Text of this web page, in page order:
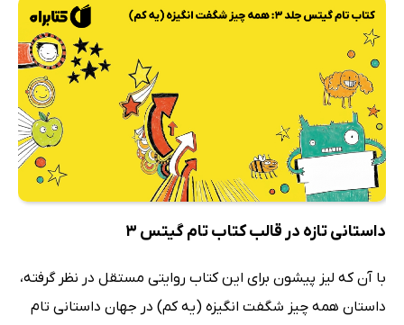
داستانی تازه در قالب کتاب تام گیتس 3
با آن که لیز پیشون برای این کتاب روایتی مستقل در نظر گرفته،
داستان همه چیز شگفت انگیزه (یه کم) در جهان داستانی تام